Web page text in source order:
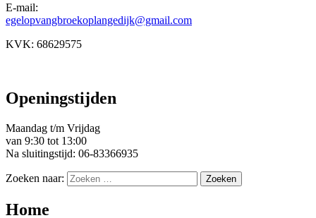
E-mail:
egelopvangbroekoplangedijk@gmail.com
KVK: 68629575
Openingstijden
Maandag t/m Vrijdag
van 9:30 tot 13:00
Na sluitingstijd: 06-83366935
Zoeken naar:
Home